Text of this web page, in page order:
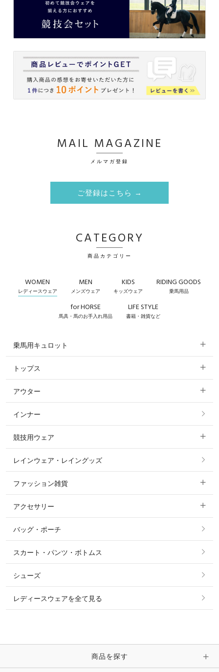
MAIL MAGAZINE
メルマガ登録
ご登録はこちら →
CATEGORY
商品カテゴリー
WOMEN
レディースウェア
MEN
メンズウェア
KIDS
キッズウェア
RIDING GOODS
乗馬用品
for HORSE
馬具・馬のお手入れ用品
LIFE STYLE
書籍・雑貨など
乗馬用キュロット
すべてのキュロット
フルグリップ・尻革 キュロット
ニーグリップ・膝革 キュロット
トップス
すべてのトップス
ポロシャツ
カットソー・Tシャツ・タンクトップ
パーカー・トレーナー・スウェット
ニット・セーター
シャツ・ブラウス・ワンピース
アウター
すべてのアウター
コート
ジャケット・ブルゾン
その他 アウター
インナー
競技用ウェア
すべての競技用ウェア
ショージャケット
ショーシャツ
レインウェア・レイングッズ
ファッション雑貨
すべてのファッション雑貨
ソックス
ベルト
マフラー・スカーフ・ストール・スヌード
時計・財布・キーケース・革小物
アクセサリー
すべてのアクセサリー
リング
ピアス・イヤリング
ピン・ブローチ・コサージュ
バッグ・ポーチ
スカート・パンツ・ボトムス
シューズ
レディースウェアを全て見る
商品を探す